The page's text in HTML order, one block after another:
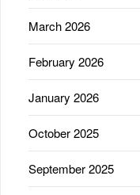
March 2026
February 2026
January 2026
October 2025
September 2025